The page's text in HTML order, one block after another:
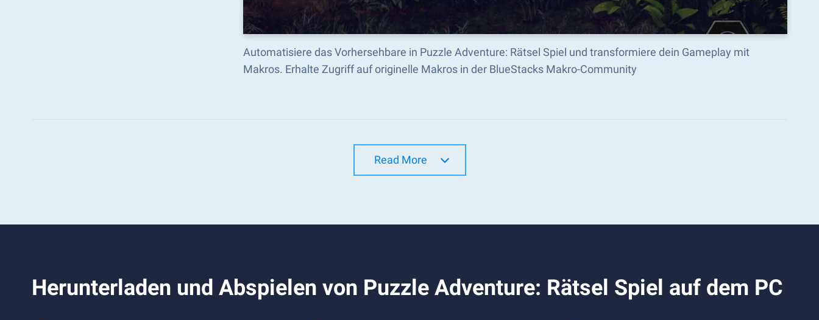
Automatisiere das Vorhersehbare in Puzzle Adventure: Rätsel Spiel und transformiere dein Gameplay mit
Makros. Erhalte Zugriff auf originelle Makros in der BlueStacks Makro-Community
Read More
Herunterladen und Abspielen von Puzzle Adventure: Rätsel Spiel auf dem PC